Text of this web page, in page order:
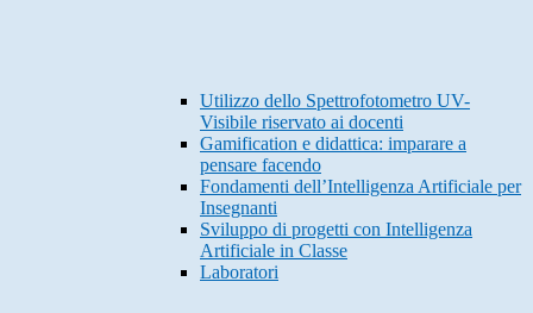
Utilizzo dello Spettrofotometro UV-
Visibile riservato ai docenti
Gamification e didattica: imparare a
pensare facendo
Fondamenti dell’Intelligenza Artificiale per
Insegnanti
Sviluppo di progetti con Intelligenza
Artificiale in Classe
Laboratori